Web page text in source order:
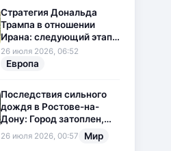
Стратегия Дональда
Трампа в отношении
Ирана: следующий этап
напряженности на
Ближнем Востоке
26 июля 2026, 06:52
Европа
Последствия сильного
дождя в Ростове-на-
Дону: Город затоплен,
свет отключен
26 июля 2026, 00:57 Мир